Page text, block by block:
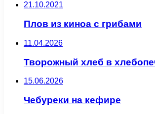
21.10.2021
Плов из киноа с грибами
11.04.2026
Творожный хлеб в
15.06.2026
Чебуреки на кефире